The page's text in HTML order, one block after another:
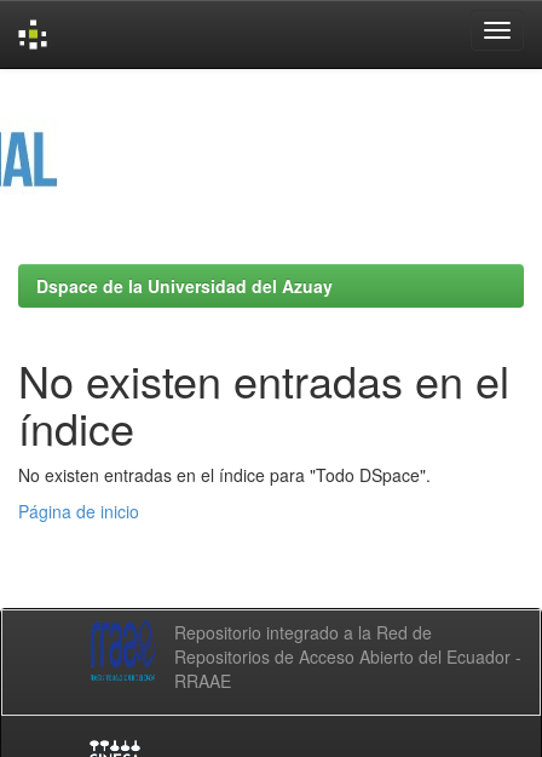
Dspace de la Universidad del Azuay
No existen entradas en el
índice
No existen entradas en el índice para "Todo DSpace".
Página de inicio
Repositorio integrado a la Red de
Repositorios de Acceso Abierto del Ecuador -
RRAAE